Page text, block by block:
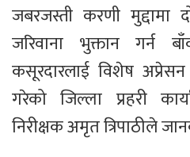
जबरजस्ती करणी
जरिवाना भुक्तान गर्न
कसूरदारलाई विशेष
गरेको जिल्ला प्रहरी
निरीक्षक अमृत त्रिपाठीले